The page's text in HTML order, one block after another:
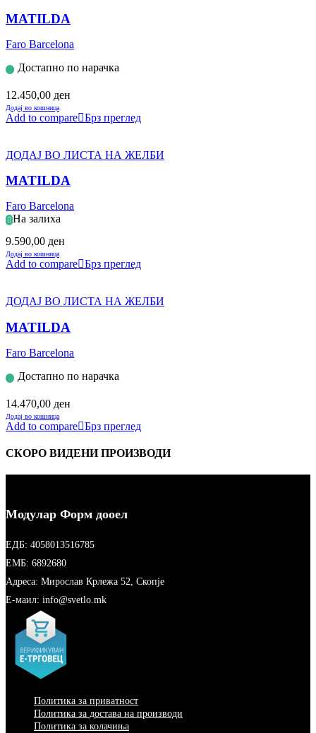
MATILDA
Faro Barcelona
Достапно по нарачка
12.450,00 ден
Додај во кошница
Add to compare Брз преглед
ДОДАЈ ВО ЛИСТА НА ЖЕЛБИ
MATILDA
Faro Barcelona
На залиха
9.590,00 ден
Додај во кошница
Add to compare Брз преглед
ДОДАЈ ВО ЛИСТА НА ЖЕЛБИ
MATILDA
Faro Barcelona
Достапно по нарачка
14.470,00 ден
Додај во кошница
Add to compare Брз преглед
СКОРО ВИДЕНИ ПРОИЗВОДИ
Модулар Форм дооел
ЕДБ: 4058013516785
ЕМБ: 6892680
Адреса: Мирослав Крлежа 52, Скопје
Е-маил: info@svetlo.mk
Политика за приватност
Политика за достава на производи
Политика за колачиња